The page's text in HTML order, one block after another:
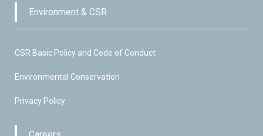
Environment & CSR
CSR Basic Policy and Code of Conduct
Environmental Conservation
Privacy Policy